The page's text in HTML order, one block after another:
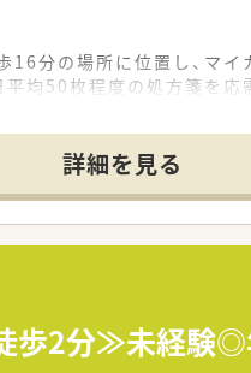
分の場所に位置し、マイ
均50枚程度の処方箋を応
、将来的には上場を目指
場に立っており、現場の
ンターネット販売なども
万円から600万円の範囲で
相場を大きく上回る高年
ますが、実際の残業時間
詳細を見る
歩2分≫未経験